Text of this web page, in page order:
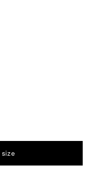
size